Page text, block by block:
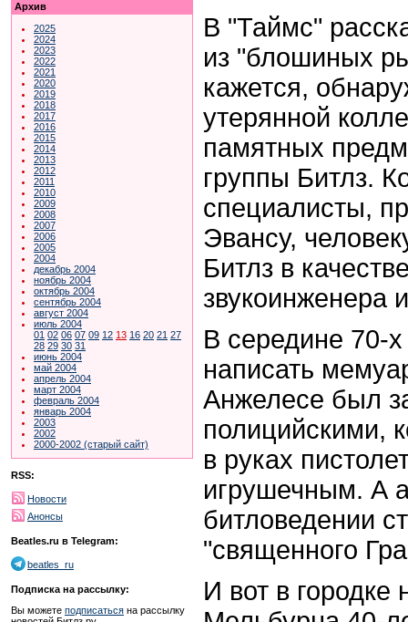
Архив
2025
2024
2023
2022
2021
2020
2019
2018
2017
2016
2015
2014
2013
2012
2011
2010
2009
2008
2007
2006
2005
2004
декабрь 2004
ноябрь 2004
октябрь 2004
сентябрь 2004
август 2004
июль 2004
01 02 06 07 09 12 13 16 20 21 27
28 29 30 31
июнь 2004
май 2004
апрель 2004
март 2004
февраль 2004
январь 2004
2003
2002
2000-2002 (старый сайт)
RSS:
Новости
Анонсы
Beatles.ru в Telegram:
beatles_ru
Подписка на рассылку:
Вы можете подписаться на рассылку
В "Таймс"
из "блошиных
кажется,
утерянной
памятных
группы Битлз.
специалисты,
Эвансу,
Битлз в
звукоинженера
В середине 70-
написать
Анжелесе был
полицийскими,
в руках
игрушечным. А
битловедении
"священного
И вот в городке